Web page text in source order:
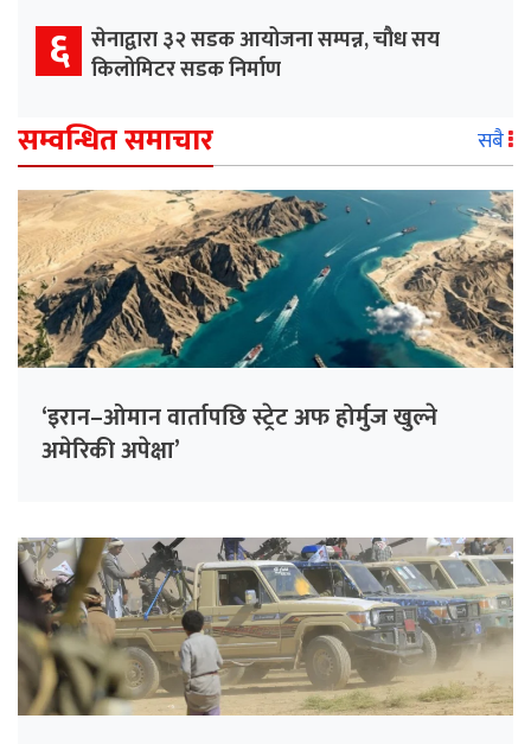
६ सेनाद्वारा ३२ सडक आयोजना सम्पन्न, चौध सय
किलोमिटर सडक निर्माण
सम्वन्धित समाचार सबै
‘इरान–ओमान वार्तापछि स्ट्रेट अफ होर्मुज खुल्ने
अमेरिकी अपेक्षा’